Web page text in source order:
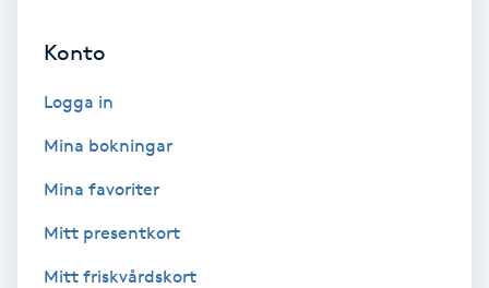
Pedikyr
Pensionärklippning
Konto
Logga in
Mina bokningar
Mina favoriter
Mitt presentkort
Mitt friskvårdskort